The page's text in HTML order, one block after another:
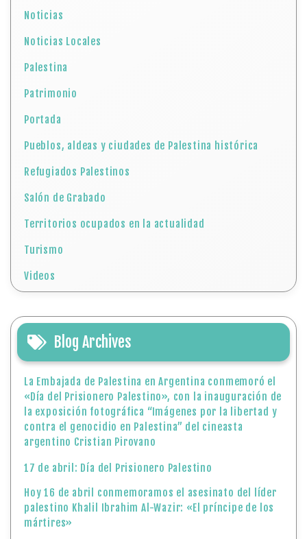
Noticias
Noticias Locales
Palestina
Patrimonio
Portada
Pueblos, aldeas y ciudades de Palestina histórica
Refugiados Palestinos
Salón de Grabado
Territorios ocupados en la actualidad
Turismo
Videos
Blog Archives
La Embajada de Palestina en Argentina conmemoró el
«Día del Prisionero Palestino», con la inauguración de
la exposición fotográfica “Imágenes por la libertad y
contra el genocidio en Palestina” del cineasta
argentino Cristian Pirovano
17 de abril: Día del Prisionero Palestino
Hoy 16 de abril conmemoramos el asesinato del líder
palestino Khalil Ibrahim Al-Wazir: «El príncipe de los
mártires»